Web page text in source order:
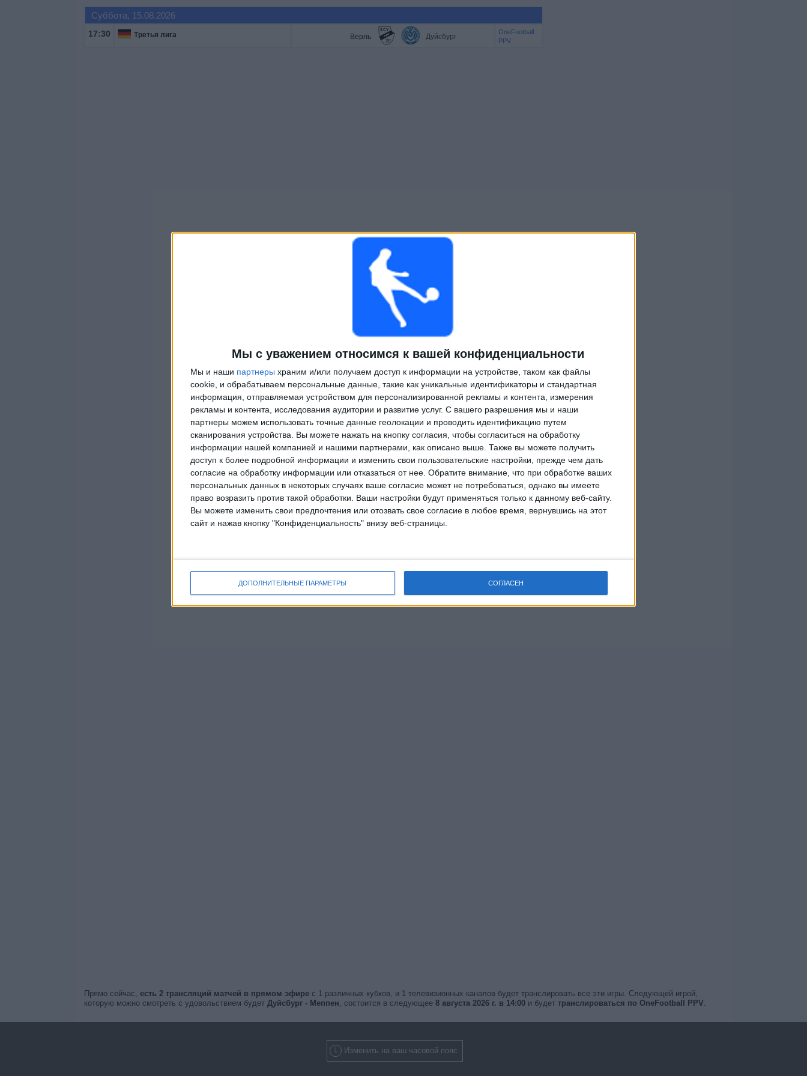
Мы с уважением относимся к вашей конфиденциальности
Мы и наши партнеры храним и/или получаем доступ к информации на устройстве, таком как файлы
cookie, и обрабатываем персональные данные, такие как уникальные идентификаторы и стандартная
информация, отправляемая устройством для персонализированной рекламы и контента, измерения
рекламы и контента, исследования аудитории и развитие услуг. С вашего разрешения мы и наши
партнеры можем использовать точные данные геолокации и проводить идентификацию путем
сканирования устройства. Вы можете нажать на кнопку согласия, чтобы согласиться на обработку
информации нашей компанией и нашими партнерами, как описано выше. Также вы можете получить
доступ к более подробной информации и изменить свои пользовательские настройки, прежде чем дать
согласие на обработку информации или отказаться от нее. Обратите внимание, что при обработке ваших
персональных данных в некоторых случаях ваше согласие может не потребоваться, однако вы имеете
право возразить против такой обработки. Ваши настройки будут применяться только к данному веб-сайту.
Вы можете изменить свои предпочтения или отозвать свое согласие в любое время, вернувшись на этот
сайт и нажав кнопку "Конфиденциальность" внизу веб-страницы.
ДОПОЛНИТЕЛЬНЫЕ ПАРАМЕТРЫ СОГЛАСЕН
Суббота, 15.08.2026
17:30 Третья лига Верль Дуйсбург
OneFootball
PPV
Прямо сейчас, есть 2 трансляций матчей в прямом эфирес 1 различных кубков, и 1 телевизионных каналов будет транслировать все эти игры. Следующей игрой,
которую можно смотреть с удовольствием будет Дуйсбург - Меппен, состоится в следующее 8 августа 2026 г. в 14:00и будет транслироваться по OneFootball PPV.
Изменить на ваш часовой пояс